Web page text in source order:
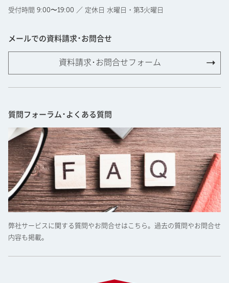
受付時間 9:00〜19:00 ／ 定休日 水曜日・第3火曜日
メールでの資料請求･お問合せ
資料請求･お問合せフォーム
質問フォーラム･よくある質問
弊社サービスに関する質問やお問合せはこちら。過去の質問やお問合せ
内容も掲載。